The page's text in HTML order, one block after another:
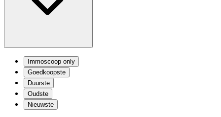
Immoscoop only
Goedkoopste
Duurste
Oudste
Nieuwste